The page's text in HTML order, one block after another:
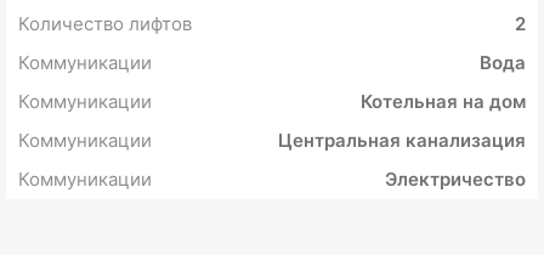
Количество лифтов
2
Коммуникации
Вода
Коммуникации
Котельная на дом
Коммуникации
Центральная канализация
Коммуникации
Электричество